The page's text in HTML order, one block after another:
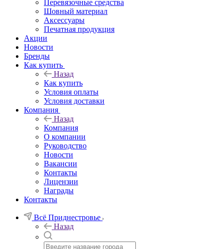
Перевязочные средства
Шовный материал
Аксессуары
Печатная продукция
Акции
Новости
Бренды
Как купить
Назад
Как купить
Условия оплаты
Условия доставки
Компания
Назад
Компания
О компании
Руководство
Новости
Вакансии
Контакты
Лицензии
Награды
Контакты
Всё Приднестровье
Назад